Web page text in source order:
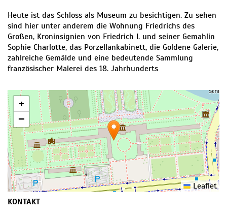
Heute ist das Schloss als Museum zu besichtigen. Zu sehen
sind hier unter anderem die Wohnung Friedrichs des
Großen, Kroninsignien von Friedrich I. und seiner Gemahlin
Sophie Charlotte, das Porzellankabinett, die Goldene Galerie,
zahlreiche Gemälde und eine bedeutende Sammlung
französischer Malerei des 18. Jahrhunderts
+
−
Leaflet
KONTAKT